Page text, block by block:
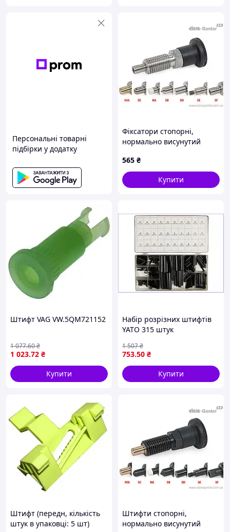
Персональні товарні
підбірки у додатку
Фіксатори стопорні,
нормально висунутий
різні завдання GN 81700-5-
8-B-SE-NI
565 ₴
Купити
Штифт VAG VW.5QM721152
1 023.72 ₴
1 077.60₴
Купити
Набір розрізних штифтів
YATO 315 штук
збирання та ремонту
меблів
753.50 ₴
1 507₴
Купити
Штифт (передн, кількість
штук в упаковці: 5 шт)
Штифти стопорні,
нормально висунутий